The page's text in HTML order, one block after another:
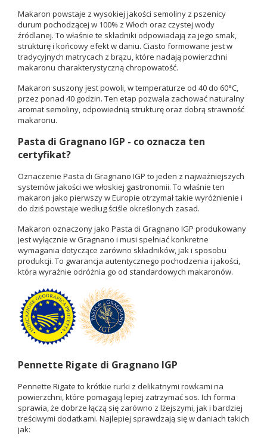
Makaron powstaje z wysokiej jakości semoliny z pszenicy
durum pochodzącej w 100% z Włoch oraz czystej wody
źródlanej. To właśnie te składniki odpowiadają za jego smak,
strukturę i końcowy efekt w daniu. Ciasto formowane jest w
tradycyjnych matrycach z brązu, które nadają powierzchni
makaronu charakterystyczną chropowatość.
Makaron suszony jest powoli, w temperaturze od 40 do 60°C,
przez ponad 40 godzin. Ten etap pozwala zachować naturalny
aromat semoliny, odpowiednią strukturę oraz dobrą strawność
makaronu.
Pasta di Gragnano IGP - co oznacza ten
certyfikat?
Oznaczenie Pasta di Gragnano IGP to jeden z najważniejszych
systemów jakości we włoskiej gastronomii. To właśnie ten
makaron jako pierwszy w Europie otrzymał takie wyróżnienie i
do dziś powstaje według ściśle określonych zasad.
Makaron oznaczony jako Pasta di Gragnano IGP produkowany
jest wyłącznie w Gragnano i musi spełniać konkretne
wymagania dotyczące zarówno składników, jak i sposobu
produkcji. To gwarancja autentycznego pochodzenia i jakości,
która wyraźnie odróżnia go od standardowych makaronów.
Pennette Rigate di Gragnano IGP
Pennette Rigate to krótkie rurki z delikatnymi rowkami na
powierzchni, które pomagają lepiej zatrzymać sos. Ich forma
sprawia, że dobrze łączą się zarówno z lżejszymi, jak i bardziej
treściwymi dodatkami. Najlepiej sprawdzają się w daniach takich
jak: